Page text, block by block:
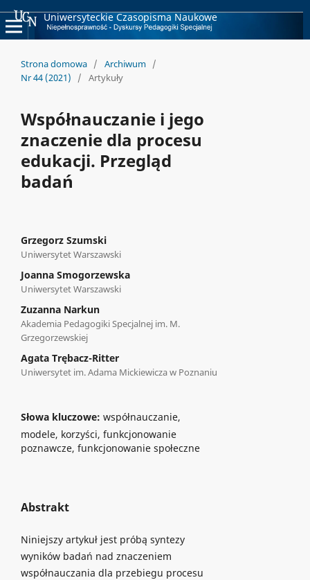
Uniwersyteckie Czasopisma Naukowe
Strona domowa / Archiwum /
Nr 44 (2021)
/ Artykuły
Współnauczanie i jego
znaczenie dla procesu
edukacji. Przegląd
badań
Grzegorz Szumski
Uniwersytet Warszawski
Joanna Smogorzewska
Uniwersytet Warszawski
Zuzanna Narkun
Akademia Pedagogiki Specjalnej im. M.
Grzegorzewskiej
Agata Trębacz-Ritter
Uniwersytet im. Adama Mickiewicza w Poznaniu
Słowa kluczowe: współnauczanie,
modele, korzyści, funkcjonowanie
poznawcze, funkcjonowanie społeczne
Abstrakt
Niniejszy artykuł jest próbą syntezy
wyników badań nad znaczeniem
współnauczania dla przebiegu procesu